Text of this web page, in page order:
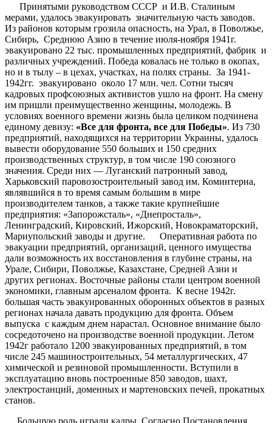
Принятыми руководством СССР и И.В. Сталиным
мерами, удалось эвакуировать значительную часть заводов.
Из районов которым грозила опасность, на Урал, в Поволжье,
Сибирь, Среднюю Азию в течение июля-ноября 1941г.
эвакуировано 22 тыс. промышленных предприятий, фабрик и
различных учреждений. Победа ковалась не только в окопах,
но и в тылу – в цехах, участках, на полях страны. За 1941-
1942гг. эвакуировано около 17 млн. чел. Сотни тысяч
кадровых профсоюзных активистов ушло на фронт. На смену
им пришли преимущественно женщины, молодежь. В
условиях военного времени жизнь была целиком подчинена
единому девизу: «Все для фронта, все для Победы». Из 730
предприятий, находящихся на территории Украины, удалось
вывести оборудование 550 больших и 150 средних
производственных структур, в том числе 190 союзного
значения. Среди них — Луганский патронный завод,
Харьковский паровозостроительный завод им. Коминтерна,
являвшийся в то время самым большим в мире
производителем танков, а также такие крупнейшие
предприятия: «Запорожсталь», «Днепросталь»,
Ленинградский, Кировский, Ижорский, Новокраматорский,
Мариупольский заводы и другие. Оперативная работа по
эвакуации предприятий, организаций, ценного имущества
дали возможность их восстановления в глубине страны, на
Урале, Сибири, Поволжье, Казахстане, Средней Азии и
других регионах. Восточные районы стали центром военной
экономики, главным арсеналом фронта. К весне 1942г.
большая часть эвакуированных оборонных объектов в разных
регионах начала давать продукцию для фронта. Объем
выпуска с каждым днем нарастал. Основное внимание было
сосредоточено на производстве военной продукции. Летом
1942г работало 1200 эвакуированных предприятий, в том
числе 245 машиностроительных, 54 металлургических, 47
химической и резиновой промышленности. Вступили в
эксплуатацию вновь построенные 850 заводов, шахт,
электростанций, доменных и мартеновских печей, прокатных
станов.
Большую роль играли кадры. Согласно Постановления